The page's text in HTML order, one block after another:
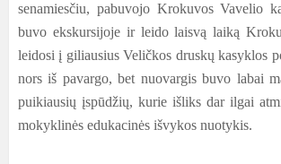
senamiesčiu, pabuvojo Krokuvos Vavelio
buvo ekskursijoje ir leido laisvą laiką
leidosi į giliausius Veličkos druskų kasyklos
nors iš pavargo, bet nuovargis buvo labai
puikiausių įspūdžių, kurie išliks dar ilgai
mokyklinės edukacinės išvykos nuotykis.